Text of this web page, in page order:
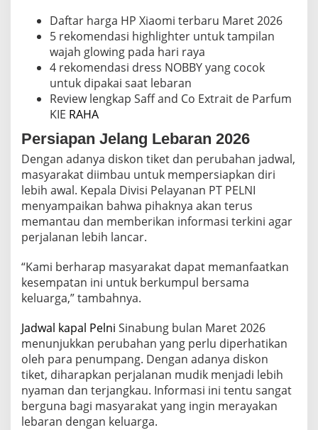
Daftar harga HP Xiaomi terbaru Maret 2026
5 rekomendasi highlighter untuk tampilan
wajah glowing pada hari raya
4 rekomendasi dress NOBBY yang cocok
untuk dipakai saat lebaran
Review lengkap Saff and Co Extrait de Parfum
KIE RAHA
Persiapan Jelang Lebaran 2026
Dengan adanya diskon tiket dan perubahan jadwal,
masyarakat diimbau untuk mempersiapkan diri
lebih awal. Kepala Divisi Pelayanan PT PELNI
menyampaikan bahwa pihaknya akan terus
memantau dan memberikan informasi terkini agar
perjalanan lebih lancar.
“Kami berharap masyarakat dapat memanfaatkan
kesempatan ini untuk berkumpul bersama
keluarga,” tambahnya.
Jadwal kapal Pelni Sinabung bulan Maret 2026
menunjukkan perubahan yang perlu diperhatikan
oleh para penumpang. Dengan adanya diskon
tiket, diharapkan perjalanan mudik menjadi lebih
nyaman dan terjangkau. Informasi ini tentu sangat
berguna bagi masyarakat yang ingin merayakan
lebaran dengan keluarga.